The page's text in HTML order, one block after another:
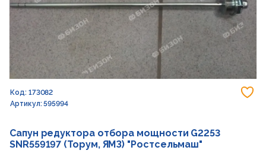
Код: 173082
Артикул: 595994
Сапун редуктора отбора мощности G2253
SNR559197 (Торум, ЯМЗ) "Ростсельмаш"